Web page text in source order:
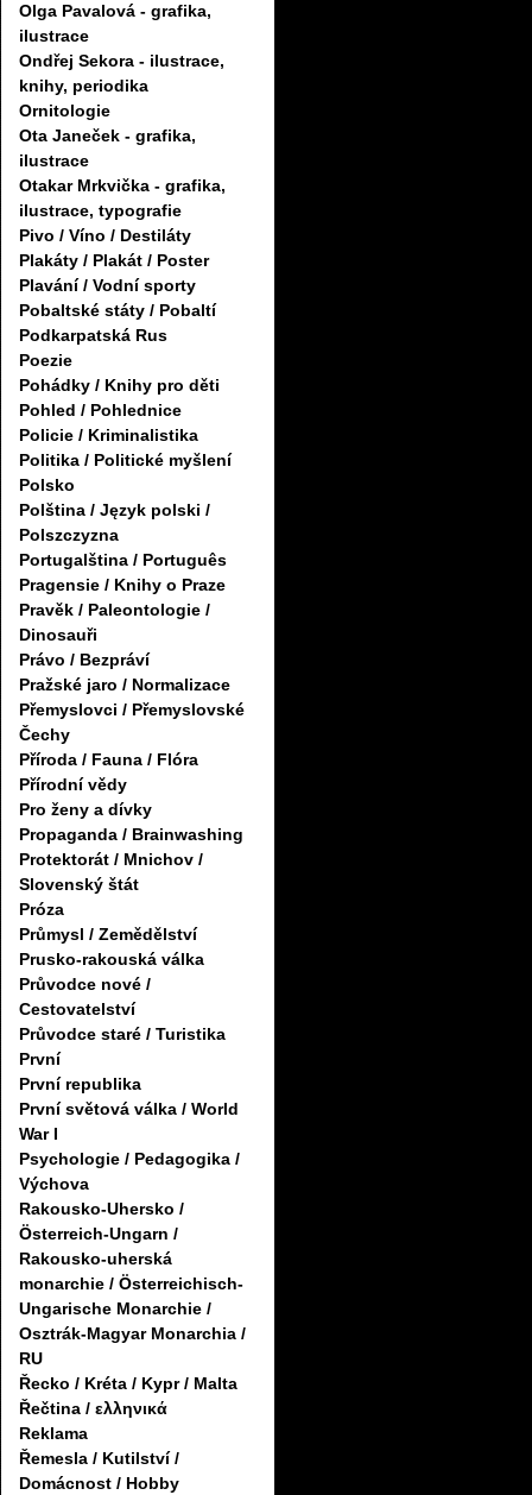
Olga Pavalová - grafika,
ilustrace
Ondřej Sekora - ilustrace,
knihy, periodika
Ornitologie
Ota Janeček - grafika,
ilustrace
Otakar Mrkvička - grafika,
ilustrace, typografie
Pivo / Víno / Destiláty
Plakáty / Plakát / Poster
Plavání / Vodní sporty
Pobaltské státy / Pobaltí
Podkarpatská Rus
Poezie
Pohádky / Knihy pro děti
Pohled / Pohlednice
Policie / Kriminalistika
Politika / Politické myšlení
Polsko
Polština / Język polski /
Polszczyzna
Portugalština / Português
Pragensie / Knihy o Praze
Pravěk / Paleontologie /
Dinosauři
Právo / Bezpráví
Pražské jaro / Normalizace
Přemyslovci / Přemyslovské
Čechy
Příroda / Fauna / Flóra
Přírodní vědy
Pro ženy a dívky
Propaganda / Brainwashing
Protektorát / Mnichov /
Slovenský štát
Próza
Průmysl / Zemědělství
Prusko-rakouská válka
Průvodce nové /
Cestovatelství
Průvodce staré / Turistika
První
První republika
První světová válka / World
War I
Psychologie / Pedagogika /
Výchova
Rakousko-Uhersko /
Österreich-Ungarn /
Rakousko-uherská
monarchie / Österreichisch-
Ungarische Monarchie /
Osztrák-Magyar Monarchia /
RU
Řecko / Kréta / Kypr / Malta
Řečtina / ελληνικά
Reklama
Řemesla / Kutilství /
Domácnost / Hobby